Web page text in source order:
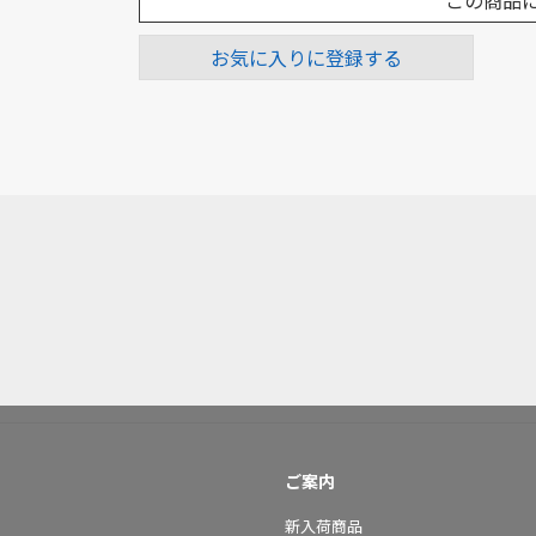
お気に入りに登録する
ご案内
新入荷商品